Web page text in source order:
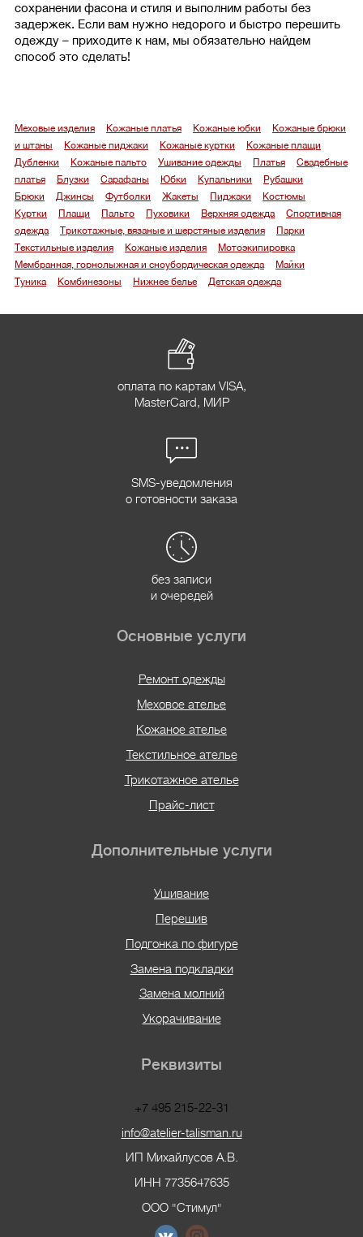
сохранении фасона и стиля и выполним работы без
задержек. Если вам нужно недорого и быстро перешить
одежду – приходите к нам, мы обязательно найдем
способ это сделать!
Меховые изделия Кожаные платья Кожаные юбки
Кожаные брюки
и штаны
Кожаные пиджаки Кожаные куртки
Кожаные плащи
Дубленки
Кожаные пальто Ушивание одежды Платья
Свадебные
платья
Блузки Сарафаны Юбки Купальники
Рубашки
Брюки
Джинсы Футболки Жакеты Пиджаки
Костюмы
Куртки
Плащи Пальто Пуховики Верхняя одежда
Спортивная
одежда
Трикотажные, вязаные и шерстяные изделия
Парки
Текстильные изделия
Кожаные изделия
Мотоэкипировка
Мембранная, горнолыжная и сноубордическая одежда
Майки
Туника
Комбинезоны Нижнее белье Детская одежда
оплата по картам VISA,
MasterCard, МИР
SMS-уведомления
о готовности заказа
без записи
и очередей
Основные услуги
Ремонт одежды
Меховое ателье
Кожаное ателье
Текстильное ателье
Трикотажное ателье
Прайс-лист
Дополнительные услуги
Ушивание
Перешив
Подгонка по фигуре
Замена подкладки
Замена молний
Укорачивание
Реквизиты
+7 495 215-22-31
info@atelier-talisman.ru
ИП Михайлусов А.В.
ИНН 7735647635
ООО "Стимул"